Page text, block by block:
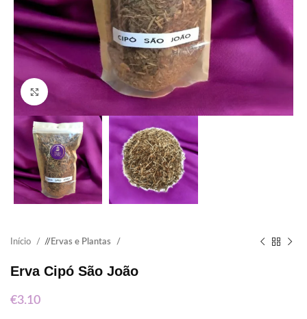
Início / Ervas e Plantas
Erva Cipó São João
€3.10